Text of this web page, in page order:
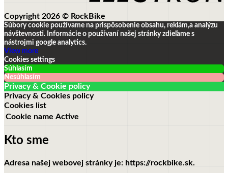
Copyright 2026 © RockBike
Súbory cookie používame na prispôsobenie obsahu, reklám,a analýzu
návštevnosti. Informácie o používaní našej stránky zdieľame s
nástrojmi google analytics.
View more
Cookies settings
Súhlasím
Nesúhlasím
Privacy & Cookie policy
Privacy & Cookies policy
Cookies list
Cookie name Active
Kto sme
Adresa našej webovej stránky je: https://rockbike.sk.